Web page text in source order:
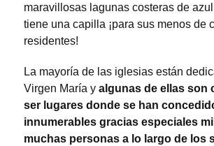
maravillosas lagunas costeras de
tiene una capilla ¡para sus menos de
residentes!
La mayoría de las iglesias están
Virgen María y algunas de ellas son
ser lugares donde se han
innumerables gracias especiales
muchas personas a lo largo de los